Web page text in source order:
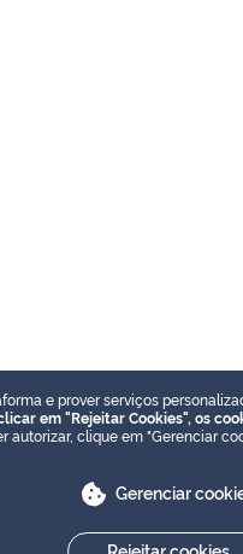
e prover serviços
em "Rejeitar Cookies", os
autorizar, clique em "Gerenciar
Gerenciar